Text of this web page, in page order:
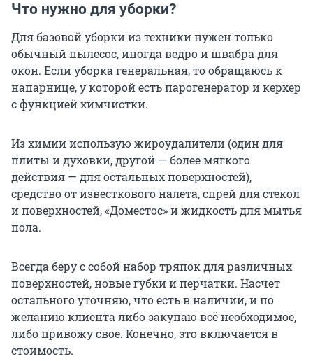
Что нужно для уборки?
Для базовой уборки из техники нужен только
обычный пылесос, иногда ведро и швабра для
окон. Если уборка генеральная, то обращаюсь к
напарнице, у которой есть парогенератор и керхер
с функцией химчистки.
Из химии использую жироудалители (один для
плиты и духовки, другой — более мягкого
действия — для остальных поверхностей),
средство от известкового налета, спрей для стекол
и поверхностей, «Доместос» и жидкость для мытья
пола.
Всегда беру с собой набор тряпок для различных
поверхностей, новые губки и перчатки. Насчет
остальногоуточняю, что есть в наличии, и по
желанию клиента либо закупаю всё необходимое,
либо привожу свое. Конечно, это включается в
стоимость.